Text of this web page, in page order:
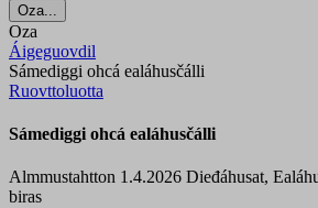
Oza...
Oza
Áigeguovdil
Sámediggi ohcá ealáhusčálli
Ruovttoluotta
Sámediggi ohcá ealáhusčálli
Almmustahtton 1.4.2026 Dieđáhusat,
biras